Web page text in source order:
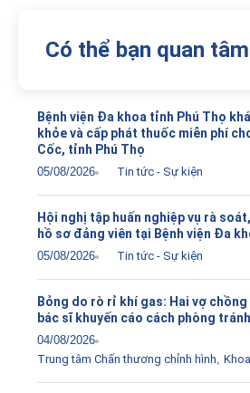
Có thể bạn quan tâm
Bệnh viện Đa khoa tỉnh Phú Thọ
khỏe và cấp phát thuốc miễn phí
Cốc, tỉnh Phú Thọ
05/08/2026 Tin tức - Sự kiện
Hội nghị tập huấn nghiệp vụ rà
hồ sơ đảng viên tại Bệnh viện Đa
05/08/2026 Tin tức - Sự kiện
Bỏng do rò rỉ khí gas: Hai vợ
bác sĩ khuyến cáo cách phòng tránh
04/08/2026
Trung tâm Chấn thương chỉnh hình,